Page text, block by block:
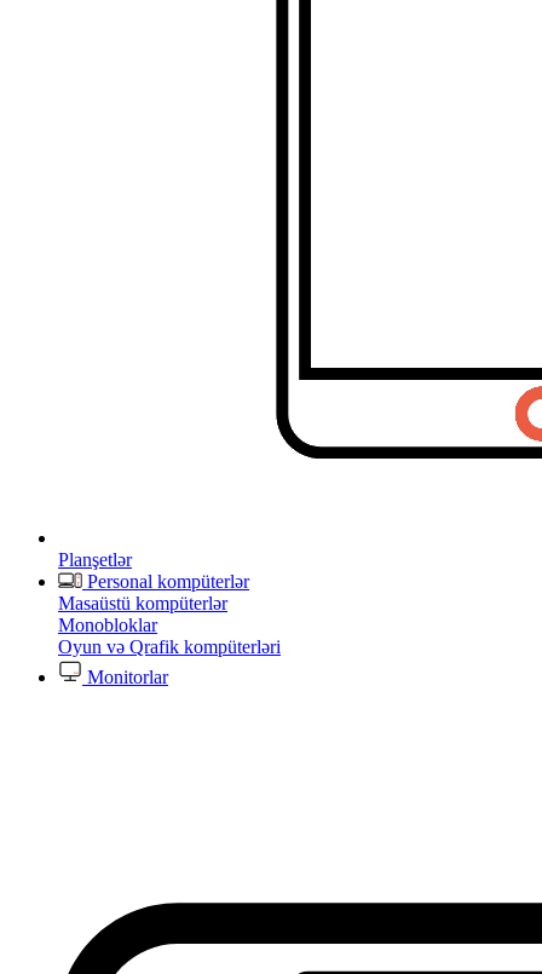
Planşetlər
Personal kompüterlər
Masaüstü kompüterlər
Monobloklar
Oyun və Qrafik kompüterləri
Monitorlar